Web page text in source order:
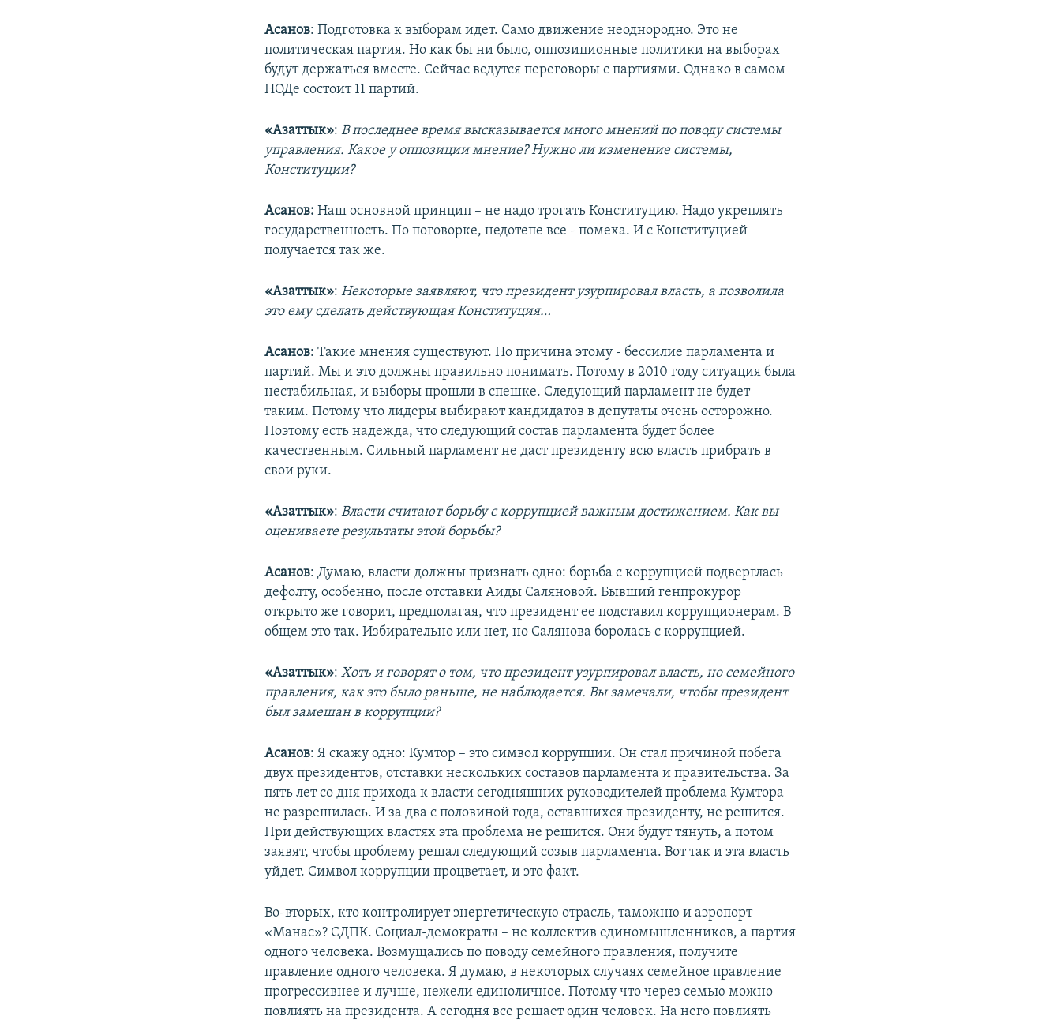
Асанов: Подготовка к выборам идет. Само движение неоднородно. Это не
политическая партия. Но как бы ни было, оппозиционные политики на выборах
будут держаться вместе. Сейчас ведутся переговоры с партиями. Однако в самом
НОДе состоит 11 партий.
«Азаттык»:В последнее время высказывается много мнений по поводу системы
управления. Какое у оппозиции мнение? Нужно ли изменение системы,
Конституции?
Асанов: Наш основной принцип – не надо трогать Конституцию. Надо укреплять
государственность. По поговорке, недотепе все - помеха. И с Конституцией
получается так же.
«Азаттык»:Некоторые заявляют, что президент узурпировал власть, а позволила
это ему сделать действующая Конституция…
Асанов: Такие мнения существуют. Но причина этому - бессилие парламента и
партий. Мы и это должны правильно понимать. Потому в 2010 году ситуация была
нестабильная, и выборы прошли в спешке. Следующий парламент не будет
таким. Потому что лидеры выбирают кандидатов в депутаты очень осторожно.
Поэтому есть надежда, что следующий состав парламента будет более
качественным. Сильный парламент не даст президенту всю власть прибрать в
свои руки.
«Азаттык»:Власти считают борьбу с коррупцией важным достижением. Как вы
оцениваете результаты этой борьбы?
Асанов: Думаю, власти должны признать одно: борьба с коррупцией подверглась
дефолту, особенно, после отставки Аиды Саляновой. Бывший генпрокурор
открыто же говорит, предполагая, что президент ее подставил коррупционерам. В
общем это так. Избирательно или нет, но Салянова боролась с коррупцией.
«Азаттык»:Хоть и говорят о том, что президент узурпировал власть, но семейного
правления, как это было раньше, не наблюдается. Вы замечали, чтобы президент
был замешан в коррупции?
Асанов: Я скажу одно: Кумтор – это символ коррупции. Он стал причиной побега
двух президентов, отставки нескольких составов парламента и правительства. За
пять лет со дня прихода к власти сегодняшних руководителей проблема Кумтора
не разрешилась. И за два с половиной года, оставшихся президенту, не решится.
При действующих властях эта проблема не решится. Они будут тянуть, а потом
заявят, чтобы проблему решал следующий созыв парламента. Вот так и эта власть
уйдет. Символ коррупции процветает, и это факт.
Во-вторых, кто контролирует энергетическую отрасль, таможню и аэропорт
«Манас»? СДПК. Социал-демократы – не коллектив единомышленников, а партия
одного человека. Возмущались по поводу семейного правления, получите
правление одного человека. Я думаю, в некоторых случаях семейное правление
прогрессивнее и лучше, нежели единоличное. Потому что через семью можно
повлиять на президента. А сегодня все решает один человек. На него повлиять